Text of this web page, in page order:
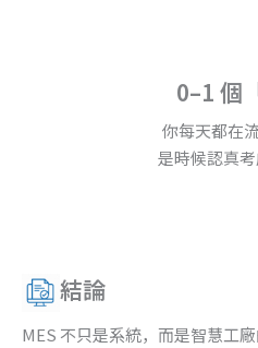
0–1 個
你每天都在
是時候認真
結論
MES 不只是系統，而是智慧工